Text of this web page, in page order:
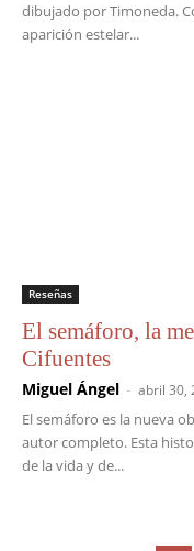
dibujado por Timoneda.
aparición estelar...
Reseñas
El semáforo, la
Cifuentes
Miguel Ángel - abril 30,
El semáforo es la nueva
autor completo. Esta
de la vida y de...